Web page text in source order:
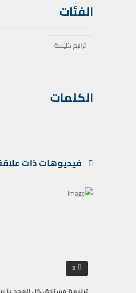
الفئات
ترانيم كنيسة
الكلمات
فيديوهات ذات
3